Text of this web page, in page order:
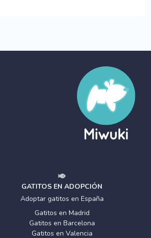
GATITOS EN ADOPCIÓN
Adoptar gatitos en España
Gatitos en Madrid
Gatitos en Barcelona
Gatitos en Valencia